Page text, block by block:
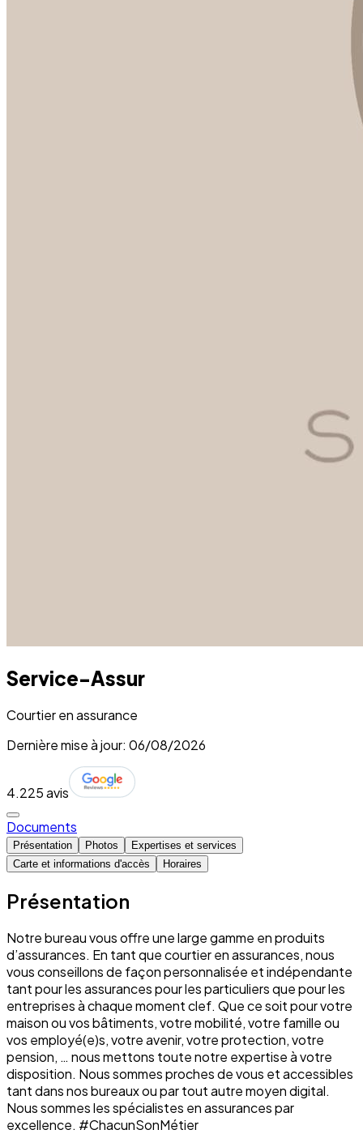
Service-Assur
Courtier en assurance
Dernière mise à jour: 06/08/2026
4.225 avis
Documents
Présentation Photos
Expertises et services
Carte et informations d'accès
Horaires
Présentation
Notre bureau vous offre une large gamme en produits
d’assurances. En tant que courtier en assurances, nous
vous conseillons de façon personnalisée et indépendante
tant pour les assurances pour les particuliers que pour les
entreprises à chaque moment clef. Que ce soit pour votre
maison ou vos bâtiments, votre mobilité, votre famille ou
vos employé(e)s, votre avenir, votre protection, votre
pension, … nous mettons toute notre expertise à votre
disposition. Nous sommes proches de vous et accessibles
tant dans nos bureaux ou par tout autre moyen digital.
Nous sommes les spécialistes en assurances par
excellence. #ChacunSonMétier